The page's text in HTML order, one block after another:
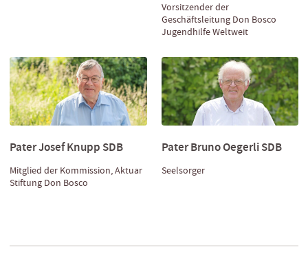
Vorsitzender der
Geschäftsleitung Don Bosco
Jugendhilfe Weltweit
Pater Josef Knupp SDB
Mitglied der Kommission, Aktuar
Stiftung Don Bosco
Pater Bruno Oegerli SDB
Seelsorger